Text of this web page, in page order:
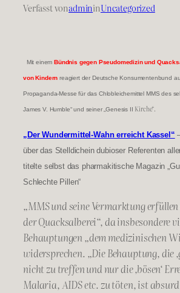
Verfasst vonadmininUncategorized
Mit einemBündnis gegen Pseudomedizin und
von Kindern reagiert der Deutsche Konsumentenbund
Propaganda-Messe für das Chlobleichemittel MMS des
James V. Humble“ und seiner „Genesis II Kirche“.
„Der Wundermittel-Wahn erreicht Kassel“
über das Stelldichein dubioser Referenten
titelte selbst das pharmakitische Magazin
Schlechte Pillen“
„MMS und seine Vermarktung
der Quacksalberei“, da insbesondere
Behauptungen „dem medizinischen
widersprechen. „Die Behauptung, die
nicht zu treffen und nur die ‚bösen‘
Malaria, AIDS etc. zu töten, ist